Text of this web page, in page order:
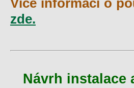
Více informací o
zde.
Návrh instalace